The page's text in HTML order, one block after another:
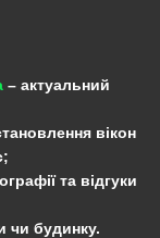
– актуальний
вікон
та відгуки
чи будинку.